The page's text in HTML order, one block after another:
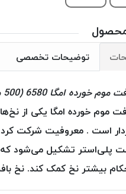
محصول
توضیحات تخصصی
خورده امگا 6580 (500 متری)
موم خورده امگا یکی از
است . معروفیت شرکت کرد
پلی‌استر تشکیل می‌شود که
بیشتر نخ کمک کند. نخ